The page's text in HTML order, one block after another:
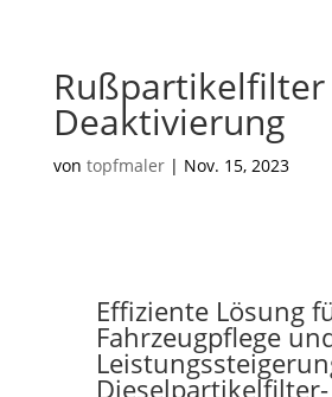
Rußpartikelfilter
Deaktivierung
von topfmaler| Nov. 15, 2023
Effiziente Lösung
Fahrzeugpflege
Dieselpartikelfilter-